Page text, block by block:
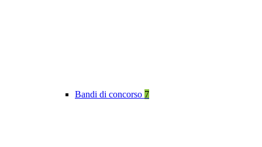
Bandi di concorso 7